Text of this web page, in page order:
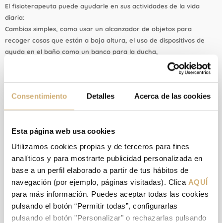
Consentimiento Detalles Acerca de las cookies
Esta página web usa cookies
Utilizamos cookies propias y de terceros para fines
analíticos y para mostrarte publicidad personalizada en
base a un perfil elaborado a partir de tus hábitos de
navegación (por ejemplo, páginas visitadas). Clica AQUÍ
para más información. Puedes aceptar todas las cookies
pulsando el botón “Permitir todas”, configurarlas
pulsando el botón "Personalizar" o rechazarlas pulsando
El fisioterapeuta puede ayudarle en sus actividades de la vida
diaria:
Cambios simples, como usar un alcanzador de objetos para
recoger cosas que están a baja altura, el uso de dispositivos de
ayuda en el baño como un banco para la ducha,
un asiento de inodoro elevado y pasamanos pueden aliviar del